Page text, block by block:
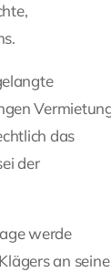
das
der
werde
an seine